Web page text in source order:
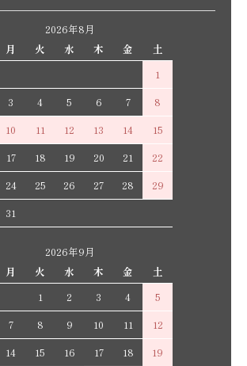
2026年8月
月 火 水 木 金
土
1
3 4 5 6 7
8
10 11 12 13 14
15
17 18 19 20 21
22
24 25 26 27 28
29
31
2026年9月
月 火 水 木 金
土
1
2 3 4
5
7 8 9 10 11
12
14 15 16 17 18
19